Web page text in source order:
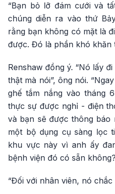
“Bạn bỏ lỡ đám cưới và
chúng diễn ra vào thứ
rằng bạn không có mặt là
được. Đó là phần khó khăn
Renshaw đồng ý. “Nó lấy
thật mà nói”, ông nói.
ghế tắm nắng vào tháng
thực sự được nghỉ - điện
và bạn sẽ được thông báo
một bộ dụng cụ sàng lọc
khu vực này vì anh ấy
bệnh viện đó có sẵn không?
“Đối với nhân viên, nó chắc